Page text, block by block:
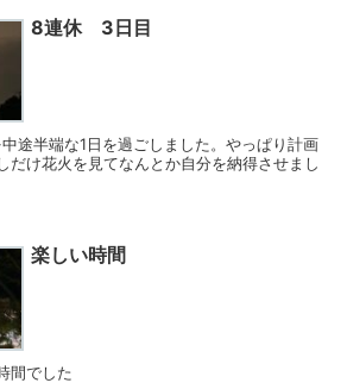
8連休 3日目
途半端な1日を過ごしました。やっぱり計画
だけ花火を見てなんとか自分を納得させまし
楽しい時間
間でした